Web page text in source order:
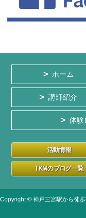
ホーム
講師紹介
体験
活動情報
TKMのブログ一覧
Copyright © 神戸三宮駅から徒